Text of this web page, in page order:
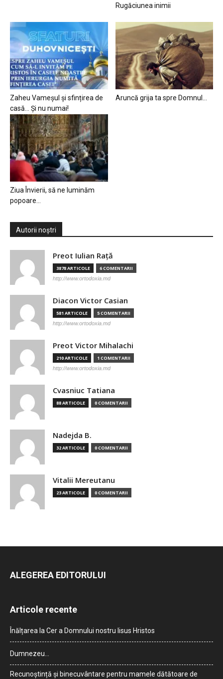
Rugăciunea inimii
Zaheu Vameșul și sfințirea de
casă… Și nu numai!
Aruncă grija ta spre Domnul…
Ziua Învierii, să ne luminăm
popoare…
Autorii noștri
Preot Iulian Raţă
3878 ARTICOLE 6 COMENTARII
http://www.ortodoxia.md
Diacon Victor Casian
581 ARTICOLE 5 COMENTARII
http://www.ortodoxia.md
Preot Victor Mihalachi
210 ARTICOLE 1 COMENTARII
http://www.ortodoxia.md
Cvasniuc Tatiana
88 ARTICOLE 0 COMENTARII
Nadejda B.
32 ARTICOLE 0 COMENTARII
Vitalii Mereutanu
23 ARTICOLE 0 COMENTARII
ALEGEREA EDITORULUI
Articole recente
Înălțarea la Cer a Domnului nostru Iisus Hristos
Dumnezeu…
Recunoștință și binecuvântare pentru mamele dătătoare de